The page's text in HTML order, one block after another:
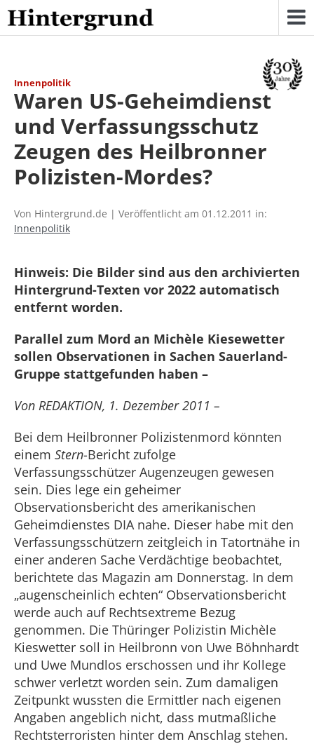
Skip
to
content
Innenpolitik
Waren US-Geheimdienst
und Verfassungsschutz
Zeugen des Heilbronner
Polizisten-Mordes?
Von Hintergrund.de | Veröffentlicht am 01.12.2011 in:
Innenpolitik
Hinweis: Die Bilder sind aus den archivierten
Hintergrund-Texten vor 2022 automatisch
entfernt worden.
Parallel zum Mord an Michèle Kiesewetter
sollen Observationen in Sachen Sauerland-
Gruppe stattgefunden haben –
Von REDAKTION, 1. Dezember 2011 –
Bei dem Heilbronner Polizistenmord könnten
einem Stern-Bericht zufolge
Verfassungsschützer Augenzeugen gewesen
sein. Dies lege ein geheimer
Observationsbericht des amerikanischen
Geheimdienstes DIA nahe. Dieser habe mit den
Verfassungsschützern zeitgleich in Tatortnähe in
einer anderen Sache Verdächtige beobachtet,
berichtete das Magazin am Donnerstag. In dem
„augenscheinlich echten“ Observationsbericht
werde auch auf Rechtsextreme Bezug
genommen. Die Thüringer Polizistin Michèle
Kieswetter soll in Heilbronn von Uwe Böhnhardt
und Uwe Mundlos erschossen und ihr Kollege
schwer verletzt worden sein. Zum damaligen
Zeitpunkt wussten die Ermittler nach eigenen
Angaben angeblich nicht, dass mutmaßliche
Rechtsterroristen hinter dem Anschlag stehen.